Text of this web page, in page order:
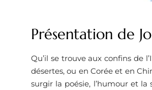
Présentation de
Qu’il se trouve aux confins de
désertes, ou en Corée et en
surgir la poésie, l’humour et